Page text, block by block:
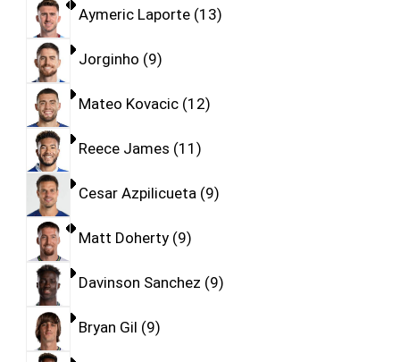
Aymeric Laporte 13
Jorginho 9
Mateo Kovacic 12
Reece James 11
Cesar Azpilicueta 9
Matt Doherty 9
Davinson Sanchez 9
Bryan Gil 9